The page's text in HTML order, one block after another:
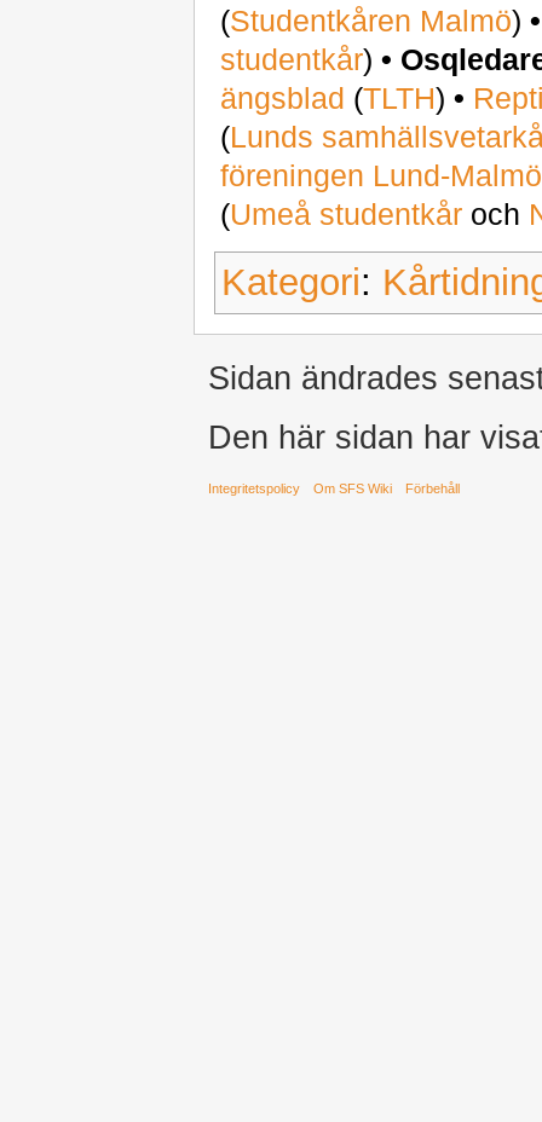
(Studentkåren Malmö)
studentkår) •
ängsblad (TLTH) •
(Lunds
föreningen Lund-Malmö
(Umeå studentkår och
Kategori:
Sidan ändrades
Den här sidan har
Integritetspolicy Om SFS Wiki Förbehåll